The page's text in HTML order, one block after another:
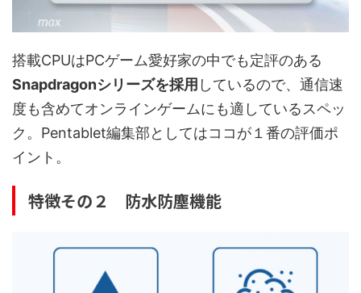
搭載CPUはPCゲーム愛好家の中でも定評のある
Snapdragonシリーズを採用 しているので、通信速
度も含めてオンラインゲームにも適しているスペッ
ク。Pentablet編集部としてはココが１番の評価ポ
イント。
特徴その２ 防水防塵機能